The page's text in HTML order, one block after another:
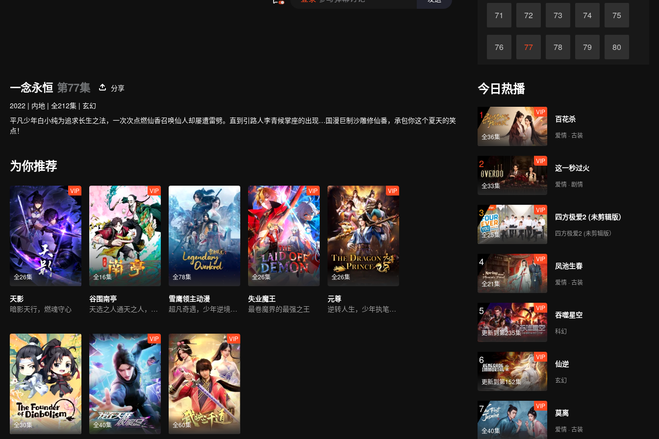
71 72 73 74 75
76 77 78 79 80
86 87
一念永恒 第77集
分享
2022 | 内地 | 全212集 | 玄幻
平凡少年白小纯为追求长生之法，一次次点燃仙香召唤仙人却屡遭雷劈。直到引路人李青候掌座的出现…国漫巨制沙雕修仙番，承包你这个夏天的笑
点！
为你推荐
全26集
VIP
天影
暗影天行，燃魂守心
全16集
VIP
谷围南亭
天选之人通天之人，开战
全78集
雪鹰领主动漫
超凡奇遇，少年逆境重生
全26集
VIP
失业魔王
最卷魔界的最强之王
全26集
VIP
元尊
逆转人生，少年执笔破苍穹
全30集 全40集
VIP
全60集
VIP
今日热播
1
全36集
VIP
百花杀
爱情 · 古装
2
全33集
VIP
这一秒过火
爱情 · 剧情
3
全25集
VIP
四方极爱2 (未剪辑版）
四方极爱2 (未剪辑版）
4
全21集
VIP
凤池生春
爱情 · 古装
5
更新到第235集
VIP
吞噬星空
科幻
6
更新到第152集
VIP
仙逆
玄幻
7
全40集
VIP
莫离
爱情 · 古装